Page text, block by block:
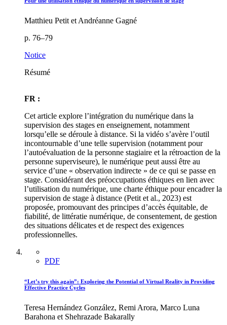
Matthieu Petit et Andréanne Gagné
p. 76–79
Notice
Résumé
FR :
Cet article explore l’intégration du numérique dans la
supervision des stages en enseignement, notamment
lorsqu’elle se déroule à distance. Si la vidéo s’avère l’outil
incontournable d’une telle supervision (notamment pour
l’autoévaluation de la personne stagiaire et la rétroaction de la
personne superviseure), le numérique peut aussi être au
service d’une « observation indirecte » de ce qui se passe en
stage. Considérant des préoccupations éthiques en lien avec
l’utilisation du numérique, une charte éthique pour encadrer la
supervision de stage à distance (Petit et al., 2023) est
proposée, promouvant des principes d’accès équitable, de
fiabilité, de littératie numérique, de consentement, de gestion
des situations délicates et de respect des exigences
professionnelles.
PDF
“Let’s try this again”: Exploring the Potential of Virtual Reality in Providing
Effective Practice Cycles
Teresa Hernández González, Remi Arora, Marco Luna
Barahona et Shehrazade Bakarally